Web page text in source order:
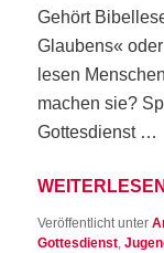
Gehört
Glau­bens«
lesen
machen sie?
Gottesdienst …
WEI­TER­LE­SEN
Veröffentlicht unter
Gottesdienst,